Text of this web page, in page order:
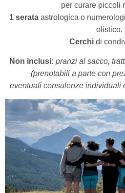
per curare piccoli
1 serata astrologica o
olistico.
Cerchidi
Non inclusi: pranzi al sacco,
(prenotabili a parte con
eventuali consulenze individuali